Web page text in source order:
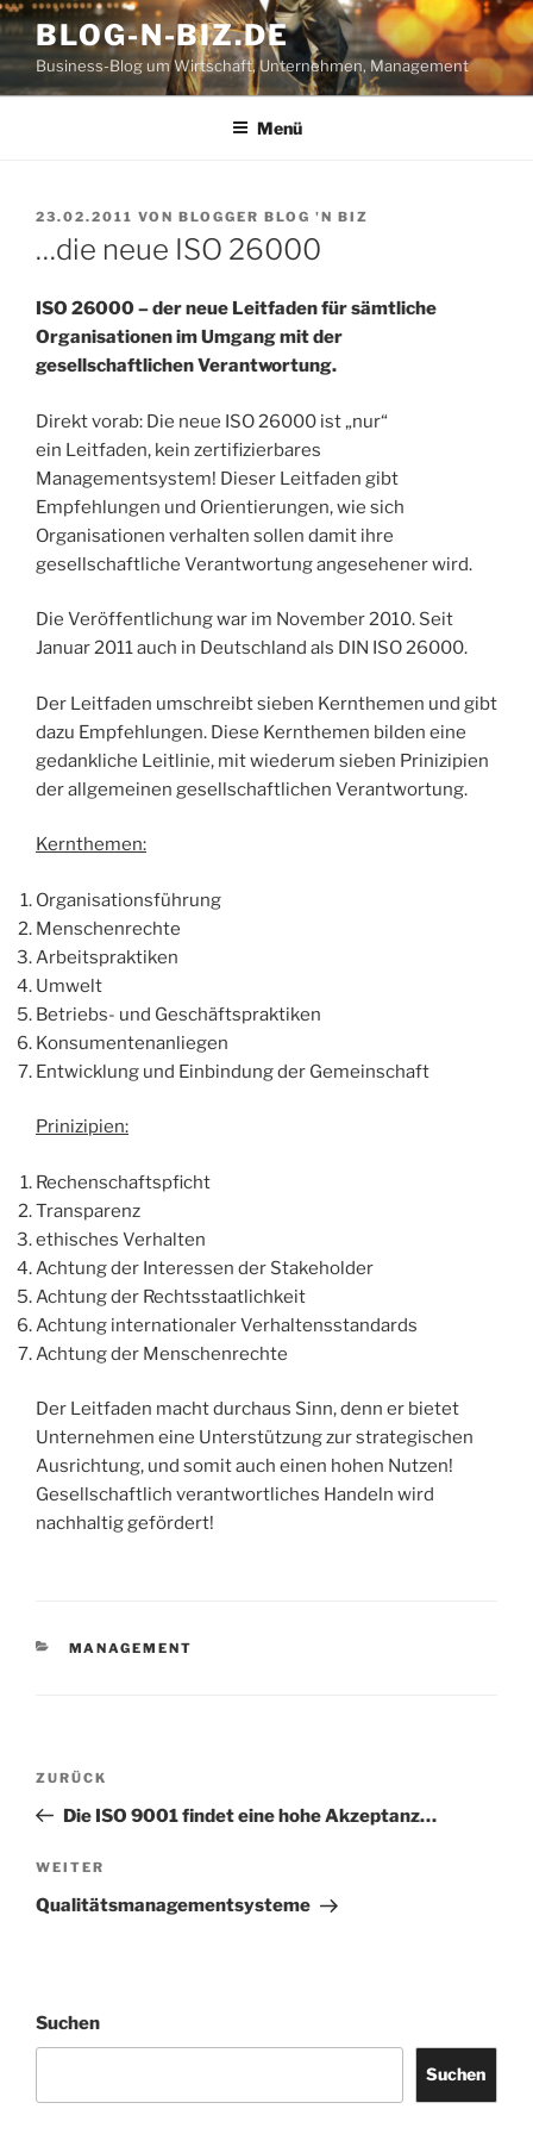
Zum
Inhalt
springen
BLOG-N-BIZ.DE
Business-Blog um Wirtschaft, Unternehmen, Management
Menü
VERÖFFENTLICHT
23.02.2011 VON BLOGGER BLOG 'N BIZ
…die neue ISO 26000
ISO 26000 – der neue Leitfaden für sämtliche
Organisationen im Umgang mit der
gesellschaftlichen Verantwortung.
Direkt vorab: Die neue ISO 26000 ist „nur“
ein Leitfaden, kein zertifizierbares
Managementsystem! Dieser Leitfaden gibt
Empfehlungen und Orientierungen, wie sich
Organisationen verhalten sollen damit ihre
gesellschaftliche Verantwortung angesehener wird.
Die Veröffentlichung war im November 2010. Seit
Januar 2011 auch in Deutschland als DIN ISO 26000.
Der Leitfaden umschreibt sieben Kernthemen und gibt
dazu Empfehlungen. Diese Kernthemen bilden eine
gedankliche Leitlinie, mit wiederum sieben Prinizipien
der allgemeinen gesellschaftlichen Verantwortung.
Kernthemen:
Organisationsführung
Menschenrechte
Arbeitspraktiken
Umwelt
Betriebs- und Geschäftspraktiken
Konsumentenanliegen
Entwicklung und Einbindung der Gemeinschaft
Prinizipien:
Rechenschaftspficht
Transparenz
ethisches Verhalten
Achtung der Interessen der Stakeholder
Achtung der Rechtsstaatlichkeit
Achtung internationaler Verhaltensstandards
Achtung der Menschenrechte
Der Leitfaden macht durchaus Sinn, denn er bietet
Unternehmen eine Unterstützung zur strategischen
Ausrichtung, und somit auch einen hohen Nutzen!
Gesellschaftlich verantwortliches Handeln wird
nachhaltig gefördert!
KATEGORIEN
MANAGEMENT
Beitrags-
Vorheriger
Beitrag
ZURÜCK
Die ISO 9001 findet eine hohe Akzeptanz…
Nächster
Beitrag
WEITER
Qualitätsmanagementsysteme
Suchen
Suchen